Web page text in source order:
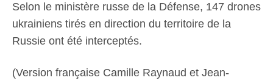
Selon le ministère russe de la Défense, 147 drones
ukrainiens tirés en direction du territoire de la
Russie ont été interceptés.
(Version française Camille Raynaud et Jean-